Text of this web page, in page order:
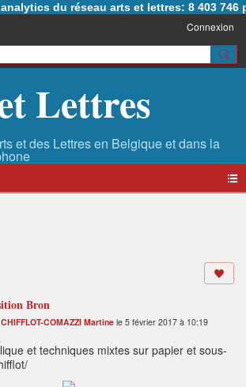
du réseau arts et lettres: 8 403 746
Connexion
Lettres
Bron
CHIFFLOT-COMAZZI Martine le 5 février 2017 à 10:19
et techniques mixtes sur papier et sous-